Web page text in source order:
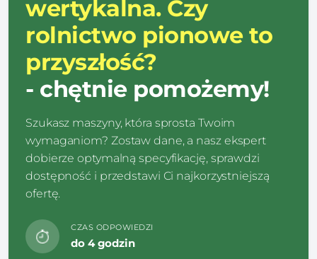
wertykalna. Czy
rolnictwo pionowe to
przyszłość?
- chętnie pomożemy!
Szukasz maszyny, która sprosta Twoim
wymaganiom? Zostaw dane, a nasz ekspert
dobierze optymalną specyfikację, sprawdzi
dostępność i przedstawi Ci najkorzystniejszą
ofertę.
CZAS ODPOWIEDZI
do 4 godzin